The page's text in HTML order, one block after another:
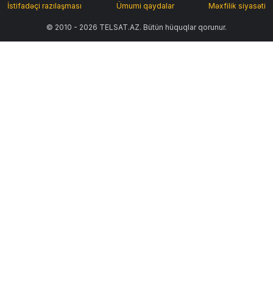
© 2010 - 2026 TELSAT.AZ. Bütün hüquqlar qorunur.
İstifadəçi razılaşması Ümumi qaydalar Məxfilik siyasəti